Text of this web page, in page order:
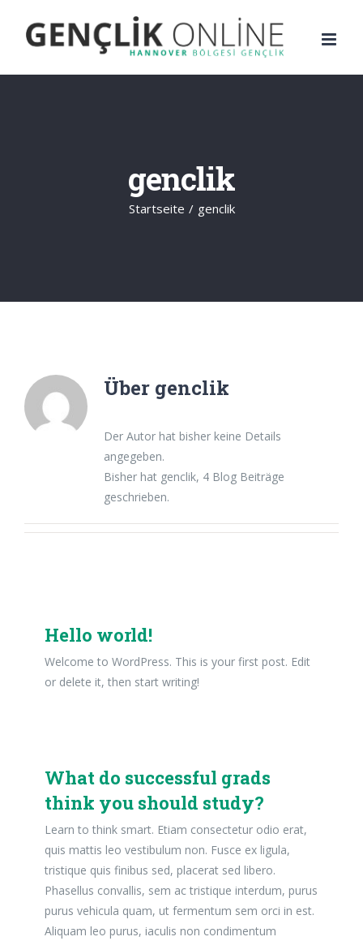
Inhalt
springen
genclik
Startseite / genclik
Über genclik
Der Autor hat bisher keine Details
angegeben.
Bisher hat genclik, 4 Blog Beiträge
geschrieben.
Hello world!
Welcome to WordPress. This is your first post. Edit
or delete it, then start writing!
What do successful grads
think you should study?
Learn to think smart. Etiam consectetur odio erat,
quis mattis leo vestibulum non. Fusce ex ligula,
tristique quis finibus sed, placerat sed libero.
Phasellus convallis, sem ac tristique interdum, purus
purus vehicula quam, ut fermentum sem orci in est.
Aliquam leo purus, iaculis non condimentum